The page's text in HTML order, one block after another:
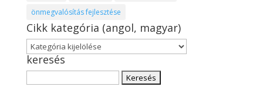
önmegvalósítás fejlesztése
Cikk kategória (angol, magyar)
Cikk
kategória
(angol,
magyar)
keresés